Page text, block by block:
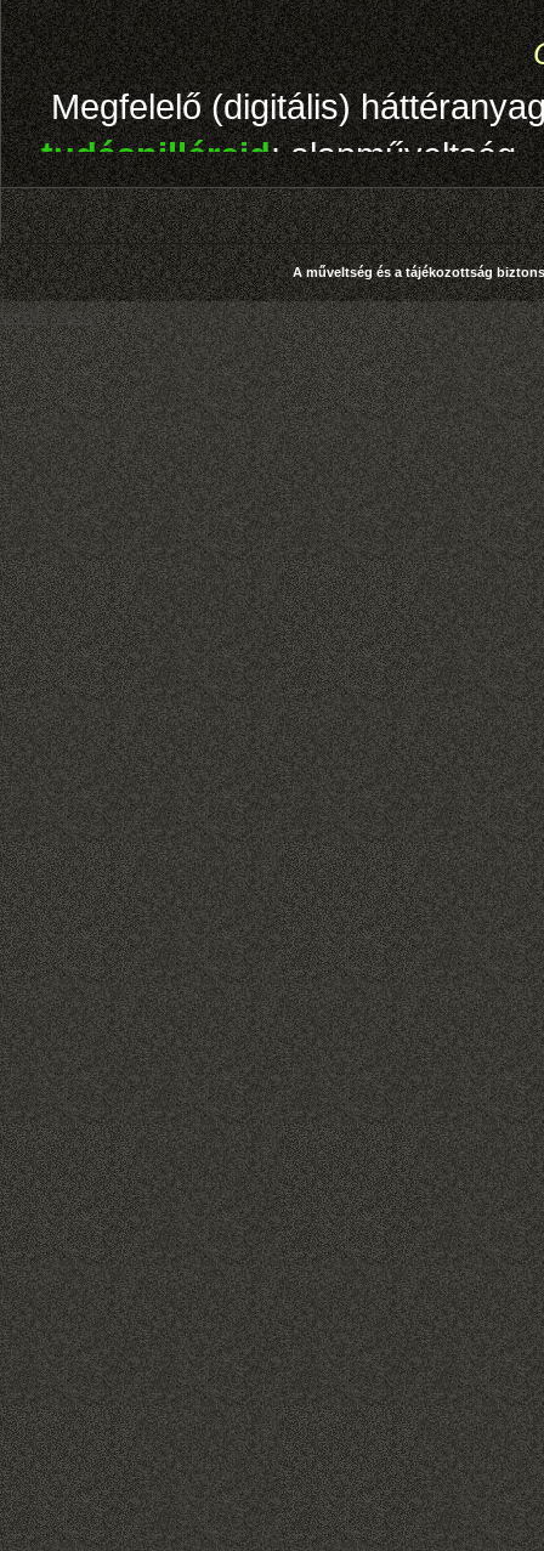
V.HTML V.CSS